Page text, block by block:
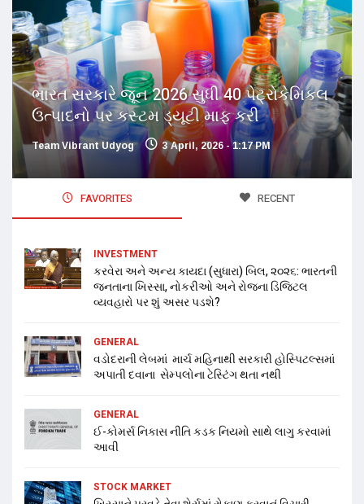
ભારત સરકારે જૂન 2026 સુધી 40 પેટ્રોકેમિકલ
ઉત્પાદનો પર કસ્ટમ ડ્યૂટી માફ કરી
Team Vibrant Udyog 3 April, 2026 - 1:17 PM
FAVORITES RECENT
INVESTMENT
કરવેરા અને અન્ય કાયદા (સુધારા) બિલ, ૨૦૨૬: ભારતની
જનતાના ખિસ્સા, નોકરીઓ અને રોજના ડિજિટલ
વ્યવહારો પર શું અસર પડશે?
GENERAL
વડોદરાની લેબમાં માર્ચ મહિનાથી સરકારી હોસ્પિટલ્સમાં
અપાતી દવાના સેમ્પલોના ટેસ્ટિંગ થતા નથી
GENERAL
ઈ-કોમર્સ નિકાસ નીતિ કડક નિયમો સાથે લાગુ કરવામાં
આવી
STOCK MARKET